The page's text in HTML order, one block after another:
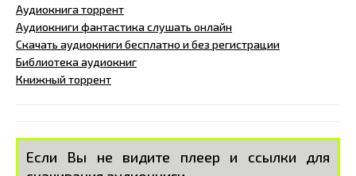
Аудиокнига торрент
Аудиокниги фантастика слушать онлайн
Скачать аудиокниги бесплатно и без регистрации
Библиотека аудиокниг
Книжный торрент
Если Вы не видите плеер и ссылки для